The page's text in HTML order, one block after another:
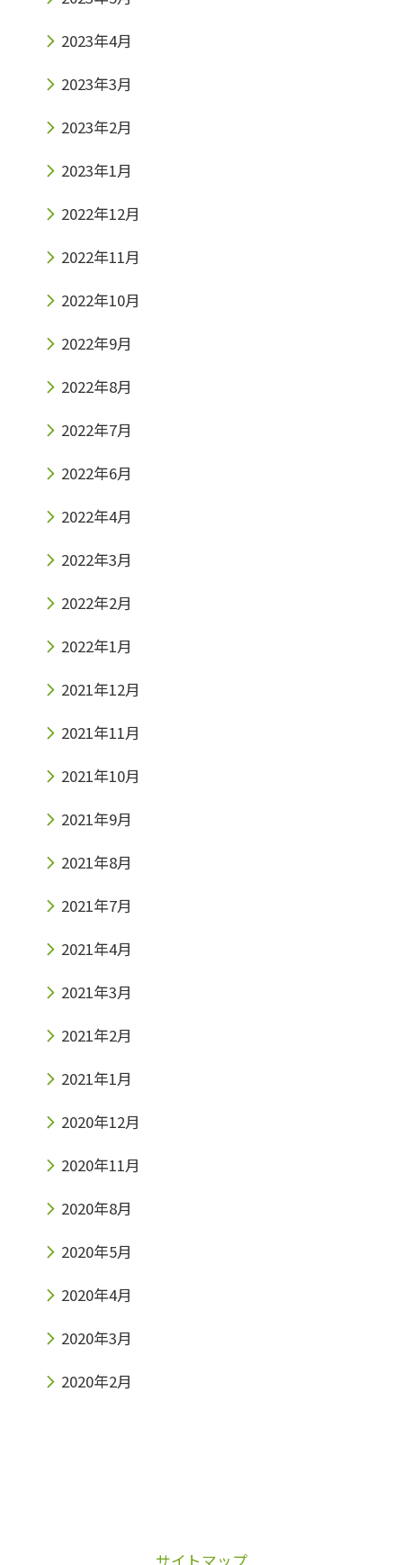
2023年4月
2023年3月
2023年2月
2023年1月
2022年12月
2022年11月
2022年10月
2022年9月
2022年8月
2022年7月
2022年6月
2022年4月
2022年3月
2022年2月
2022年1月
2021年12月
2021年11月
2021年10月
2021年9月
2021年8月
2021年7月
2021年4月
2021年3月
2021年2月
2021年1月
2020年12月
2020年11月
2020年8月
2020年5月
2020年4月
2020年3月
2020年2月
サイトマップ